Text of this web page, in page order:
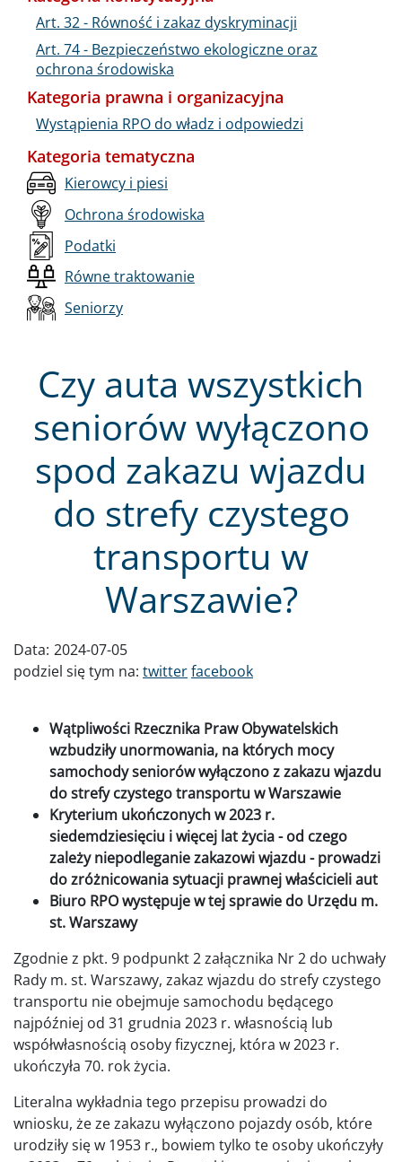
Czy auta wszystkich
seniorów wyłączono
spod zakazu wjazdu
do strefy czystego
transportu w
Warszawie?
Data: 2024-07-05
podziel się tym na: twitterfacebook
Wątpliwości Rzecznika Praw Obywatelskich
wzbudziły unormowania, na których mocy
samochody seniorów wyłączono z zakazu wjazdu
do strefy czystego transportu w Warszawie
Kryterium ukończonych w 2023 r.
siedemdziesięciu i więcej lat życia - od czego
zależy niepodleganie zakazowi wjazdu - prowadzi
do zróżnicowania sytuacji prawnej właścicieli aut
Biuro RPO występuje w tej sprawie do Urzędu m.
st. Warszawy
Zgodnie z pkt. 9 podpunkt 2 załącznika Nr 2 do uchwały
Rady m. st. Warszawy, zakaz wjazdu do strefy czystego
transportu nie obejmuje samochodu będącego
najpóźniej od 31 grudnia 2023 r. własnością lub
współwłasnością osoby fizycznej, która w 2023 r.
ukończyła 70. rok życia.
Literalna wykładnia tego przepisu prowadzi do
wniosku, że ze zakazu wyłączono pojazdy osób, które
urodziły się w 1953 r., bowiem tylko te osoby ukończyły
Art. 32 - Równość i zakaz dyskryminacji
Art. 74 - Bezpieczeństwo ekologiczne oraz
ochrona środowiska
Kategoria prawna i organizacyjna
Wystąpienia RPO do władz i odpowiedzi
Kategoria tematyczna
Kierowcy i piesi
Ochrona środowiska
Podatki
Równe traktowanie
Seniorzy